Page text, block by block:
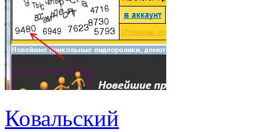
Ковальский